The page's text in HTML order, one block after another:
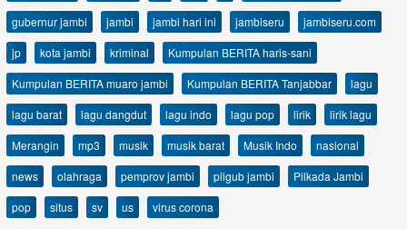
gubernur jambi
jambi jambi hari ini jambiseru
jambiseru.com
jp
kota jambi kriminal
Kumpulan BERITA haris-sani
Kumpulan BERITA muaro jambi
Kumpulan BERITA Tanjabbar
lagu
lagu barat
lagu dangdut lagu indo lagu pop lirik
lirik lagu
Merangin
mp3 musik musik barat Musik Indo
nasional
news
olahraga pemprov jambi pilgub jambi
Pilkada Jambi
pop
situs sv us virus corona